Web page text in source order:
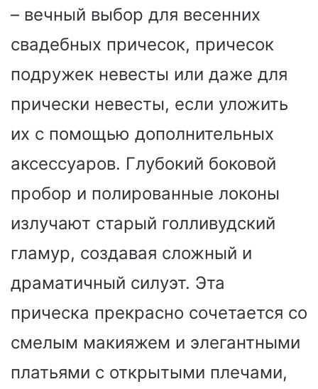
– вечный выбор для весенних
свадебных причесок, причесок
подружек невесты или даже для
прически невесты, если уложить
их с помощью дополнительных
аксессуаров. Глубокий боковой
пробор и полированные локоны
излучают старый голливудский
гламур, создавая сложный и
драматичный силуэт. Эта
прическа прекрасно сочетается со
смелым макияжем и элегантными
платьями с открытыми плечами,